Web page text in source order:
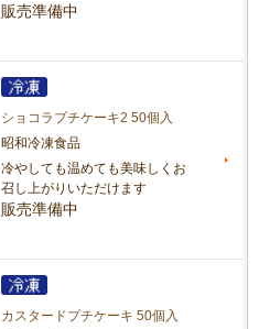
販売準備中
ショコラプチケーキ2 50個入
昭和冷凍食品
冷やしても温めても美味しくお
召し上がりいただけます
販売準備中
カスタードプチケーキ 50個入